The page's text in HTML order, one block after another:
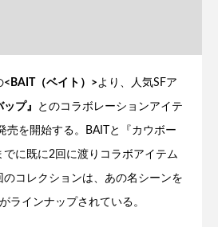
<BAIT（ベイト）>より、人気SFア
プ』 とのコラボレーションアイテ
売を開始する。BAITと『カウボー
でに既に2回に渡りコラボアイテム
コレクションは、あの名シーンを
ラインナップされている。